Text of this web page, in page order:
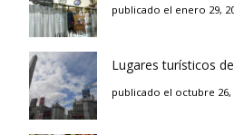
publicado el enero 29,
Lugares turísticos
publicado el octubre 26,